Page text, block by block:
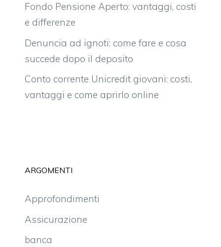
Fondo Pensione Aperto: vantaggi, costi
e differenze
Denuncia ad ignoti: come fare e cosa
succede dopo il deposito
Conto corrente Unicredit giovani: costi,
vantaggi e come aprirlo online
ARGOMENTI
Approfondimenti
Assicurazione
banca